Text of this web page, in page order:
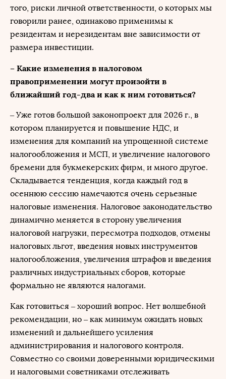
того, риски личной ответственности, о которых мы
говорили ранее, одинаково применимы к
резидентам и нерезидентам вне зависимости от
размера инвестиции.
– Какие изменения в налоговом
правоприменении могут произойти в
ближайший год-два и как к ним готовиться?
– Уже готов большой законопроект для 2026 г., в
котором планируется и повышение НДС, и
изменения для компаний на упрощенной системе
налогообложения и МСП, и увеличение налогового
бремени для букмекерских фирм, и много другое.
Складывается тенденция, когда каждый год в
осеннюю сессию намечаются очень серьезные
налоговые изменения. Налоговое законодательство
динамично меняется в сторону увеличения
налоговой нагрузки, пересмотра подходов, отмены
налоговых льгот, введения новых инструментов
налогообложения, увеличения штрафов и введения
различных индустриальных сборов, которые
формально не являются налогами.
Как готовиться – хороший вопрос. Нет волшебной
рекомендации, но – как минимум ожидать новых
изменений и дальнейшего усиления
администрирования и налогового контроля.
Совместно со своими доверенными юридическими
и налоговыми советниками отслеживать